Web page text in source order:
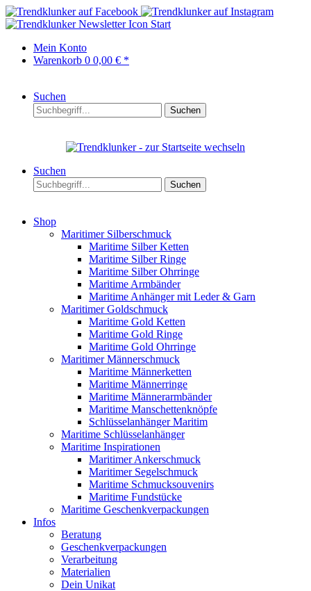
Start
Mein Konto
Warenkorb 0 0,00 € *
Suchen
Suchen
Suchen
Suchen
Shop
Maritimer Silberschmuck
Maritime Silber Ketten
Maritime Silber Ringe
Maritime Silber Ohrringe
Maritime Armbänder
Maritime Anhänger mit Leder & Garn
Maritimer Goldschmuck
Maritime Gold Ketten
Maritime Gold Ringe
Maritime Gold Ohrringe
Maritimer Männerschmuck
Maritime Männerketten
Maritime Männerringe
Maritime Männerarmbänder
Maritime Manschettenknöpfe
Schlüsselanhänger Maritim
Maritime Schlüsselanhänger
Maritime Inspirationen
Maritimer Ankerschmuck
Maritimer Segelschmuck
Maritime Schmucksouvenirs
Maritime Fundstücke
Maritime Geschenkverpackungen
Infos
Beratung
Geschenkverpackungen
Verarbeitung
Materialien
Dein Unikat